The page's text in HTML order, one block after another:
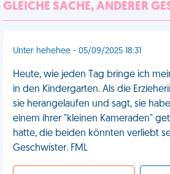
GLEICHE SACHE, ANDERER
Unter hehehee - 05/09/2025 18:31
Heute, wie jeden Tag bringe ich
in den Kindergarten. Als die
sie herangelaufen und sagt, sie
einem ihrer "kleinen Kameraden"
hatte, die beiden könnten verliebt
Geschwister. FML